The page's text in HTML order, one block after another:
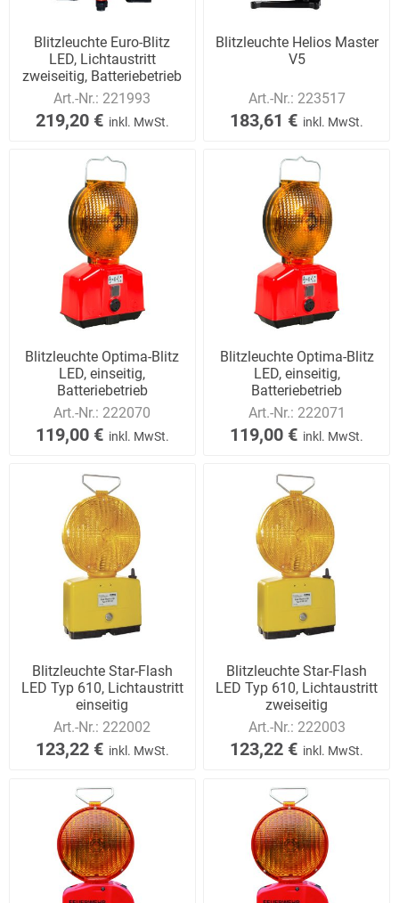
Blitzleuchte Euro-Blitz
LED, Lichtaustritt
zweiseitig, Batteriebetrieb
Art.-Nr.: 221993
219,20 € inkl. MwSt.
Blitzleuchte Helios Master
V5
Art.-Nr.: 223517
183,61 € inkl. MwSt.
Blitzleuchte Optima-Blitz
LED, einseitig,
Batteriebetrieb
Art.-Nr.: 222070
119,00 € inkl. MwSt.
Blitzleuchte Optima-Blitz
LED, einseitig,
Batteriebetrieb
Art.-Nr.: 222071
119,00 € inkl. MwSt.
Blitzleuchte Star-Flash
LED Typ 610, Lichtaustritt
einseitig
Art.-Nr.: 222002
123,22 € inkl. MwSt.
Blitzleuchte Star-Flash
LED Typ 610, Lichtaustritt
zweiseitig
Art.-Nr.: 222003
123,22 € inkl. MwSt.